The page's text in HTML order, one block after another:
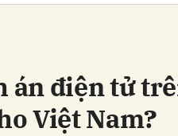
án điện tử
Việt Nam?